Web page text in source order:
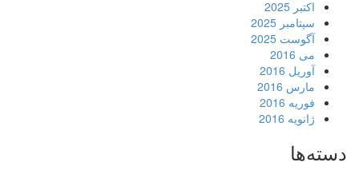
اکتبر 2025
سپتامبر 2025
آگوست 2025
می 2016
آوریل 2016
مارس 2016
فوریه 2016
ژانویه 2016
دسته‌ها